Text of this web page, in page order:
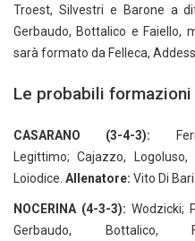
Troest, Silvestri e Barone a
Gerbaudo, Bottalico e Faiello,
sarà formato da Felleca,
Le probabili formazioni
CASARANO (3-4-3):
Legittimo; Cajazzo, Logoluso,
Loiodice. Allenatore: Vito Di Bari.
NOCERINA (4-3-3): Wodzicki;
Gerbaudo, Bottalico,